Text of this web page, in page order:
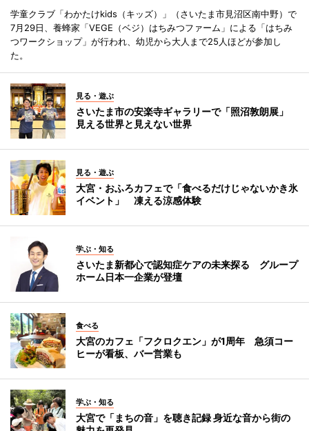
学童クラブ「わかたけkids（キッズ）」（さいたま市見沼区南中野）で
7月29日、養蜂家「VEGE（ベジ）はちみつファーム」による「はちみ
つワークショップ」が行われ、幼児から大人まで25人ほどが参加し
た。
見る・遊ぶ
さいたま市の安楽寺ギャラリーで「照沼敦朗展」
見える世界と見えない世界
見る・遊ぶ
大宮・おふろカフェで「食べるだけじゃないかき氷
イベント」 凍える涼感体験
学ぶ・知る
さいたま新都心で認知症ケアの未来探る グループ
ホーム日本一企業が登壇
食べる
大宮のカフェ「フクロクエン」が1周年 急須コー
ヒーが看板、バー営業も
学ぶ・知る
大宮で「まちの音」を聴き記録 身近な音から街の